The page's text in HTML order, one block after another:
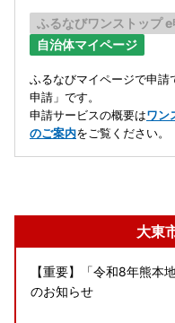
ふるなびワンストップ
自治体マイページ
ふるなびマイページで申
申請」です。
申請サービスの概要はワン
のご案内をご覧ください。
大東
【重要】「令和8年熊本
のお知らせ